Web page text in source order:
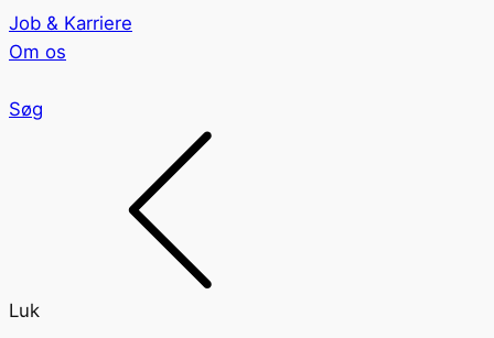
Job & Karriere
Om os
Søg
Luk